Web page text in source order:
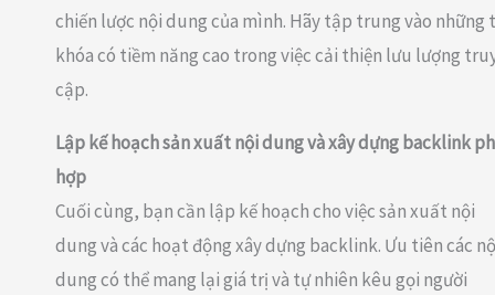
chiến lược nội dung của mình. Hãy tập trung vào những
khóa có tiềm năng cao trong việc cải thiện lưu lượng
cập.
Lập kế hoạch sản xuất nội dung và xây dựng backlink
hợp
Cuối cùng, bạn cần lập kế hoạch cho việc sản xuất nội
dung và các hoạt động xây dựng backlink. Ưu tiên các
dung có thể mang lại giá trị và tự nhiên kêu gọi người